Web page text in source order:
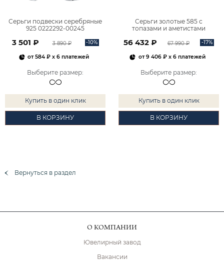
Серьги подвески серебряные
925 0222292-00245
3 501 ₽ 3 890 ₽ -10%
от584 ₽ x 6 платежей
Выберите размер:
Купить в один клик
В КОРЗИНУ
Серьги золотые 585 с
топазами и аметистами
56 432 ₽ 67 990 ₽ -17%
от9 406 ₽x 6 платежей
Выберите размер:
Купить в один клик
В КОРЗИНУ
Вернуться в раздел
О КОМПАНИИ
Ювелирный завод
Вакансии